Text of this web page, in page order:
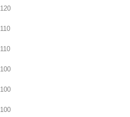
120
110
110
100
100
100